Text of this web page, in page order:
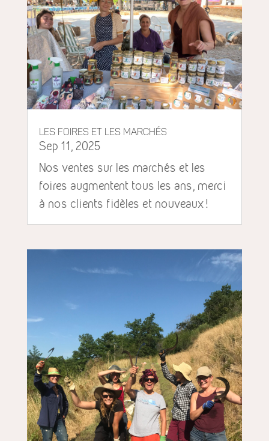
Les foires et les marchés
Sep 11, 2025
Nos ventes sur les marchés et les
foires augmentent tous les ans, merci
à nos clients fidèles et nouveaux!